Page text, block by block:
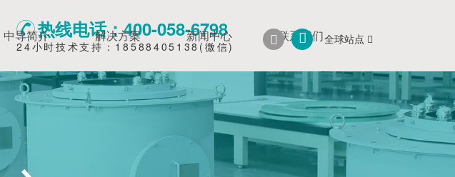
中导简介 解决方案 新闻中心 联系我们
热线电话：400-058-6798
24小时技术支持：18588405138(微信)
全球站点